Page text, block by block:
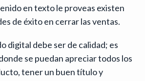
en texto le proveas existen
de éxito en cerrar las ventas.
digital debe ser de calidad; es
se puedan apreciar todos los
tener un buen título y